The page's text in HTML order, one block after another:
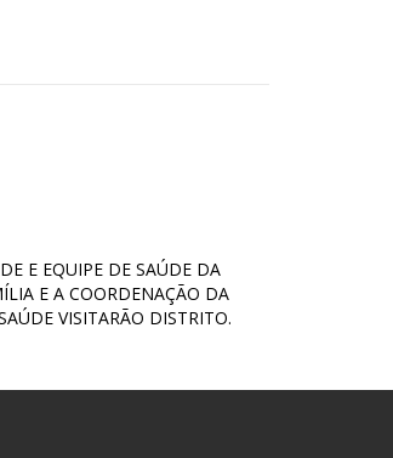
E EQUIPE DE SAÚDE DA
E A COORDENAÇÃO DA
VISITARÃO DISTRITO.